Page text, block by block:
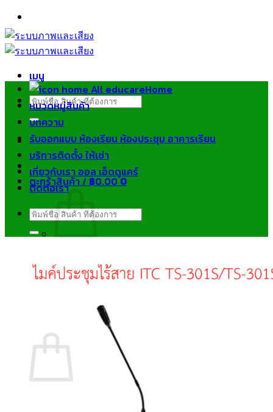
ข้าม
ไป
ยัง
เมนู
ค้นหา:
ตะกร้าสินค้า /฿0.000
ไม่มีสินค้าในตะกร้า
กลับสู่หน้าร้านค้า
Home
หมวดหมู่สินค้า
บทความ
รับออกแบบ ห้องเรียน ห้องประชุม อาคารเรียน
บริการติดตั้ง ให้เช่า
เกี่ยวกับเรา ออล เอ็ดดูแคร์
ติดต่อเรา
ค้นหา: